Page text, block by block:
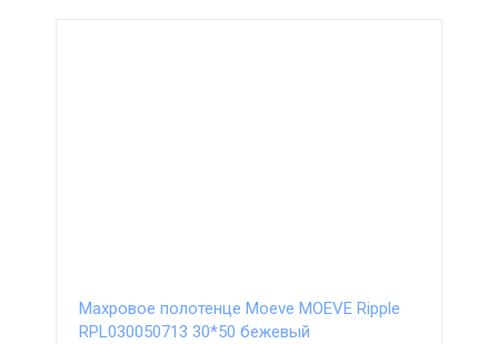
Махровое полотенце Moeve MOEVE Ripple
RPL030050713 30*50 бежевый